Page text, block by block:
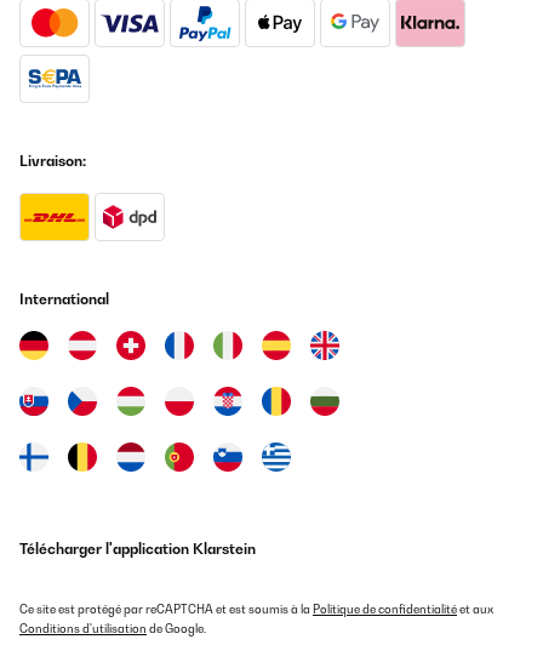
Livraison:
International
Télécharger l'application Klarstein
Ce site est protégé par reCAPTCHA et est soumis à la Politique de confidentialitéet aux
Conditions d'utilisation de Google.